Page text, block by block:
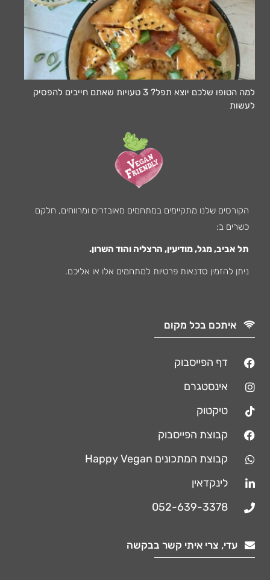
למה הטופו שלכם יוצא תפל? 3 טעויות שאתם חייבים להפסיק
לעשות
הקורסים שלנו מתקיימים במתחמים מאובזרים ומרווחים, חלקם
כשרים ב:
תל אביב, מגל, מודיעין, הרצליה והוד השרון.
ניתן להזמין סדנאות פרטיות למתחמים אלו או אליכם.
איתכם בכל מקום
דף הפייסבוק
אינסטגרם
טיקטוק
קבוצת הפייסבוק
קבוצת המתכונים Happy Vegan
לינקדאין
052-639-3378
עדי, צרי איתי קשר בבקשה